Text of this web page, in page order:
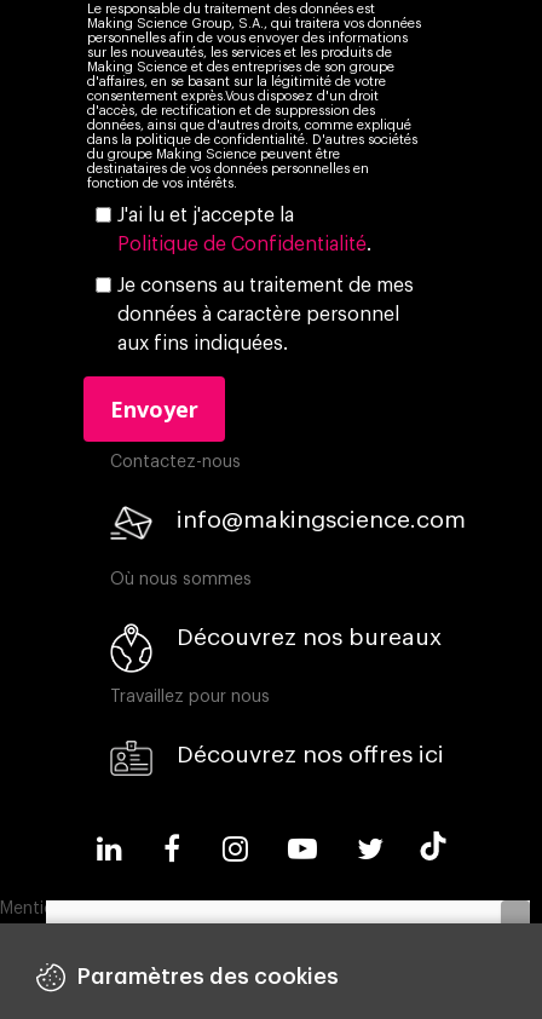
Le responsable du traitement des données est
Making Science Group, S.A., qui traitera vos données
personnelles afin de vous envoyer des informations
sur les nouveautés, les services et les produits de
Making Science et des entreprises de son groupe
d'affaires, en se basant sur la légitimité de votre
consentement exprès.Vous disposez d'un droit
d'accès, de rectification et de suppression des
données, ainsi que d'autres droits, comme expliqué
dans la politique de confidentialité. D'autres sociétés
du groupe Making Science peuvent être
destinataires de vos données personnelles en
fonction de vos intérêts.
J'ai lu et j'accepte la
Politique de Confidentialité.
Je consens au traitement de mes
données à caractère personnel
aux fins indiquées.
Contactez-nous
info@makingscience.com
Où nous sommes
Découvrez nos bureaux
Travaillez pour nous
Découvrez nos offres ici
Mentions légales
Politique de confidentialité
Paramètres des cookies